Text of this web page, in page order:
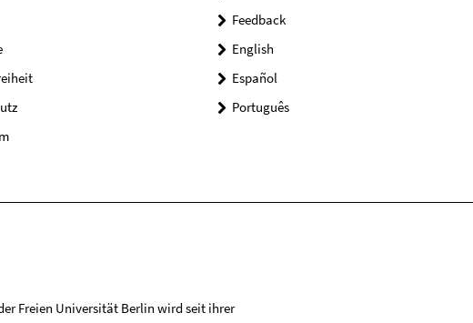
Feedback
English
Español
Português
Freien Universität Berlin wird seit ihrer